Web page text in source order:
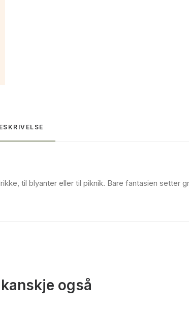
til blyanter eller til piknik. Bare fantasien setter
også